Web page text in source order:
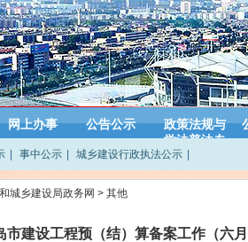
网上办事 公告公示
政策法规与
学法普法专
栏
事中公示 城乡建设行政执法公示
城乡建设局政务网 > 其他
市建设工程预（结）算备案工作（六